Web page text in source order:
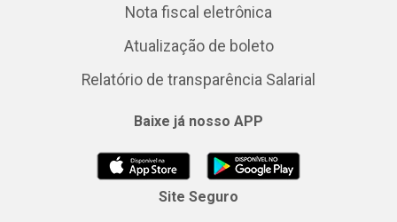
Nota fiscal eletrônica
Atualização de boleto
Relatório de transparência Salarial
Baixe já nosso APP
Site Seguro